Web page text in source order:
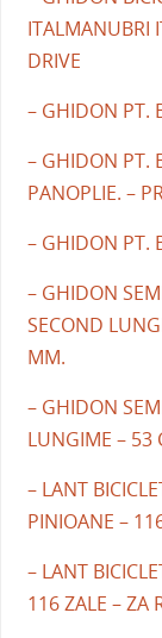
ITALMANUBRI
DRIVE
– GHIDON PT.
– GHIDON PT.
PANOPLIE. –
– GHIDON PT.
– GHIDON
SECOND
MM.
– GHIDON
LUNGIME – 53
– LANT
PINIOANE –
– LANT
116 ZALE – ZA